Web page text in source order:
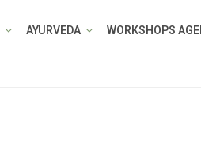
AYURVEDA WORKSHOPS